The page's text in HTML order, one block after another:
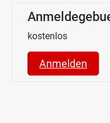
kostenlos
Anmelden